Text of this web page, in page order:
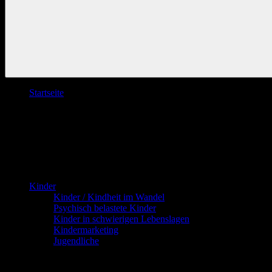
Startseite
Kinder
Kinder / Kindheit im Wandel
Psychisch belastete Kinder
Kinder in schwierigen Lebenslagen
Kindermarketing
Jugendliche